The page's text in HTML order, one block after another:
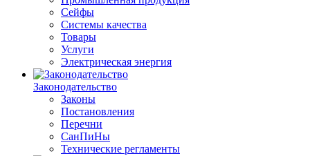
Сейфы
Системы качества
Товары
Услуги
Электрическая энергия
Законодательство
Законы
Постановления
Перечни
СанПиНы
Технические регламенты